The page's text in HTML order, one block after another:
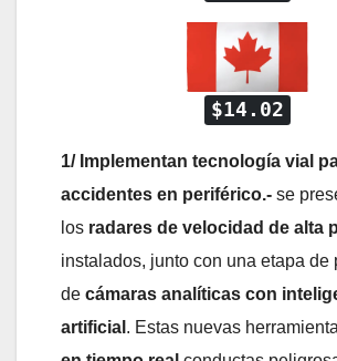
$14.02
1/ Implementan tecnología vial
accidentes en periférico.- se
los radares de velocidad de alta
instalados, junto con una etapa de
de cámaras analíticas con
artificial . Estas nuevas